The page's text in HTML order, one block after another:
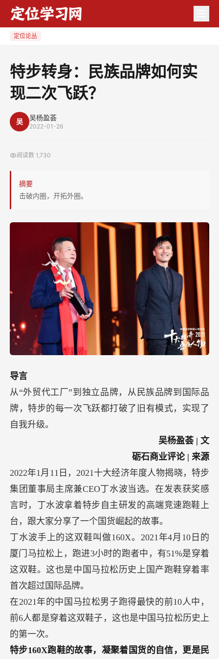
跃？
定位论丛
特步转身：民族品牌如何实
现二次飞跃？
吴 吴杨盈荟
2022-01-26
阅读数 1,730
摘要
击破内圈，开拓外圈。
导言
从“外贸代工厂”到独立品牌，从民族品牌到国际品
牌，特步的每一次飞跃都打破了旧有模式，实现了
自我升级。
吴杨盈荟 | 文
砺石商业评论 | 来源
2022年1月11日，2021十大经济年度人物揭晓，特步
集团董事局主席兼CEO丁水波当选。在发表获奖感
言时，丁水波拿着特步自主研发的高端竞速跑鞋上
台，跟大家分享了一个国货崛起的故事。
丁水波手上的这双鞋叫做160X。2021年4月10日的
厦门马拉松上，跑进3小时的跑者中，有51%是穿着
这双鞋。这也是中国马拉松历史上国产跑鞋穿着率
首次超过国际品牌。
在2021年的中国马拉松男子跑得最快的前10人中，
前6人都是穿着这双鞋子，这也是中国马拉松历史上
的第一次。
特步160X跑鞋的故事，凝聚着国货的自信，更是民